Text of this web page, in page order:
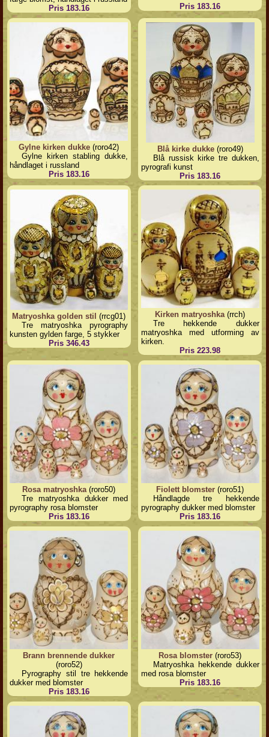
Pris 183.16
Pris 183.16
Gylne kirken dukke (roro42)
Gylne kirken stabling dukke,
håndlaget i russland
Pris 183.16
Blå kirke dukke(roro49)
Blå russisk kirke tre dukken,
pyrografi kunst
Pris 183.16
Matryoshka golden stil (rrcg01)
Tre matryoshka pyrography
kunsten gylden farge, 5 stykker
Pris 346.43
Kirken matryoshka(rrch)
Tre hekkende dukker
matryoshka med utforming av
kirken.
Pris 223.98
Rosa matryoshka(roro50)
Tre matryoshka dukker med
pyrography rosa blomster
Pris 183.16
Fiolett blomster (roro51)
Håndlagde tre hekkende
pyrography dukker med blomster
Pris 183.16
Brann brennende dukker
(roro52)
Pyrography stil tre hekkende
dukker med blomster
Pris 183.16
Rosa blomster (roro53)
Matryoshka hekkende dukker
med rosa blomster
Pris 183.16